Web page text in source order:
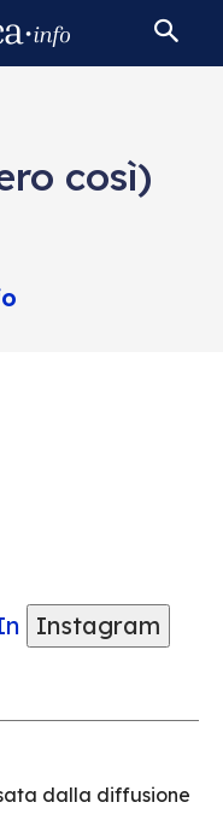
così)
Instagram
dalla diffusione